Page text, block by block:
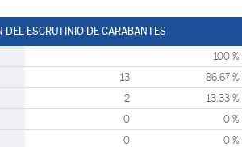
DEL ESCRUTINIO DE CARABANTES
100 %
13 86.67 %
2 13.33 %
0 0 %
0 0 %